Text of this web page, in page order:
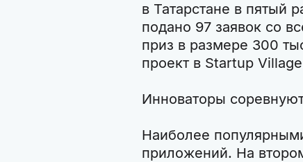
в Татарстане в пятый
подано 97 заявок со
приз в размере 300
проект в Startup
Инноваторы
Наиболее
приложений. На